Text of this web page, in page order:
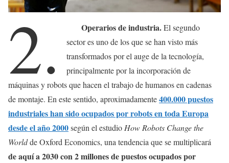
2. Operarios de industria.El segundo
sector es uno de los que se han visto más
transformados por el auge de la tecnología,
principalmente por la incorporación de
máquinas y robots que hacen el trabajo de humanos en cadenas
de montaje. En este sentido, aproximadamente400.000 puestos
industriales han sido ocupados por robots en toda Europa
desde el año 2000según el estudio How Robots Change the
Worldde Oxford Economics, una tendencia que se multiplicará
de aquí a 2030 con 2 millones de puestos ocupados por